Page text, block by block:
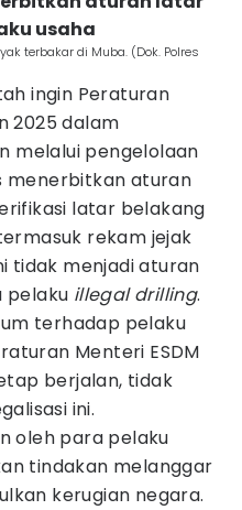
usaha
terbakar di Muba. (Dok. Polres
ingin Peraturan
2025 dalam
melalui pengelolaan
menerbitkan aturan
latar belakang
rekam jejak
tidak menjadi aturan
pelaku illegal drilling.
terhadap pelaku
Menteri ESDM
berjalan, tidak
ini.
oleh para pelaku
tindakan melanggar
kerugian negara.